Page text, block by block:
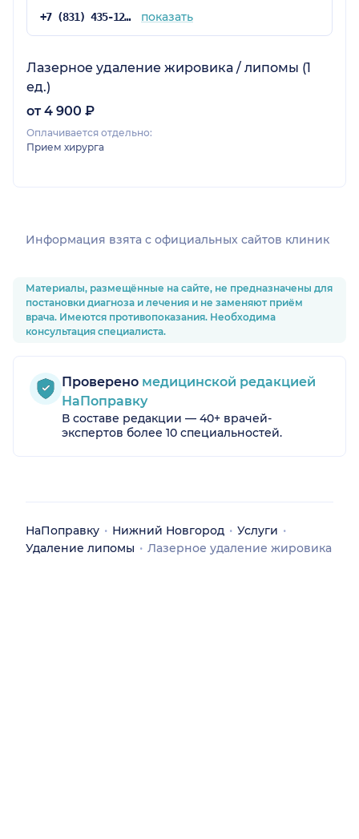
+7 (831) 435-12-40 показать
Лазерное удаление жировика / липомы (1
ед.)
от 4 900 ₽
Оплачивается отдельно:
Прием хирурга
Информация взята c официальных сайтов клиник
Материалы, размещённые на сайте, не предназначены для
постановки диагноза и лечения и не заменяют приём
врача. Имеются противопоказания. Необходима
консультация специалиста.
Проверено медицинской редакцией
НаПоправку
В составе редакции — 40+ врачей-
экспертов более 10 специальностей.
НаПоправку Нижний Новгород
Услуги
Удаление липомы
Лазерное удаление жировика